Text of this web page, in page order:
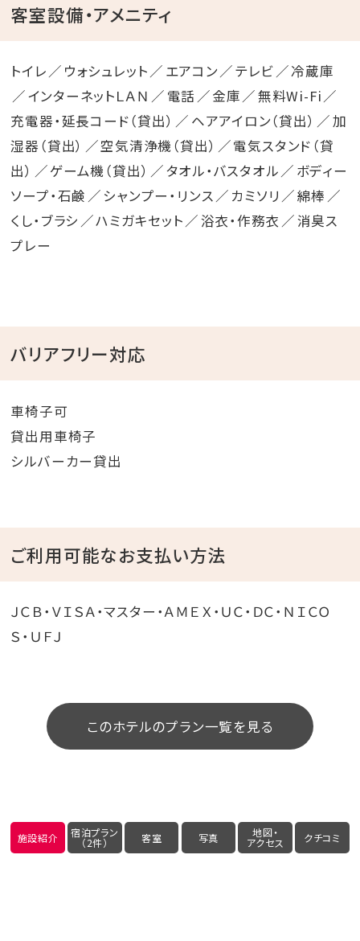
客室設備・アメニティ
トイレ ウォシュレット エアコン テレビ
冷蔵庫
インターネットＬＡＮ
電話 金庫
無料Wi-Fi
充電器・延長コード（貸出）
ヘアアイロン（貸出）
加
湿器（貸出）
空気清浄機（貸出）
電気スタンド（貸
出）
ゲーム機（貸出） タオル・バスタオル
ボディー
ソープ・石鹸
シャンプー・リンス カミソリ
綿棒
くし・ブラシ
ハミガキセット 浴衣・作務衣
消臭ス
プレー
バリアフリー対応
車椅子可
貸出用車椅子
シルバーカー貸出
ご利用可能なお支払い方法
ＪＣＢ・ＶＩＳＡ・マスター・ＡＭＥＸ・ＵＣ・ＤＣ・ＮＩＣＯ
Ｓ・ＵＦＪ
このホテルのプラン一覧を見る
施設紹介 宿泊プラン
（2件） 客室 写真 地図・
アクセス クチコミ